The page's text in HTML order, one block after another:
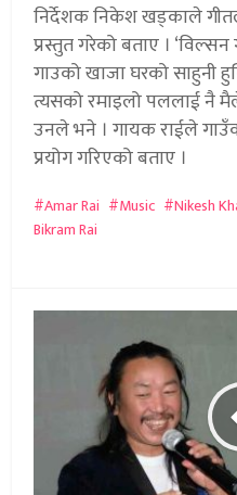
निर्देशक निकेश खड्काले
प्रस्तुत गरेको बताए ।
गाउको खाजा घरको साहुनी
त्यसको रमाइलो पललाई नै
उनले भने । गायक राईले
प्रयोग गरिएको बताए ।
Amar Rai Music Nikesh
Bikram Rai